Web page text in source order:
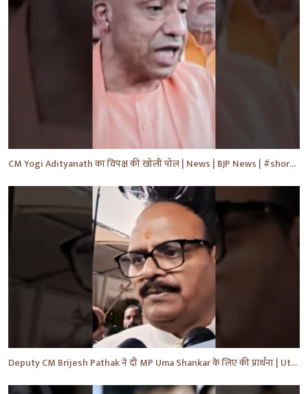
CM Yogi Adityanath का विपक्ष की खोली पोल | News | BJP News | #shorts #yt #news #ytshorts
Deputy CM Brijesh Pathak ने दी MP Uma Shankar के लिए की प्रार्थना | Uttar Pradesh News #shorts #yt